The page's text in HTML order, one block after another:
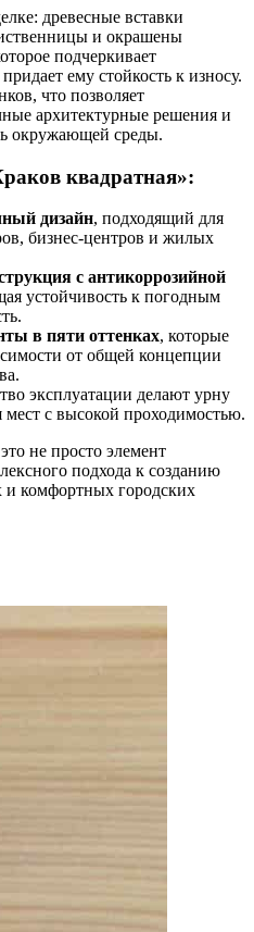
древесные вставки
и окрашены
подчеркивает
ему стойкость к износу.
что позволяет
архитектурные решения и
окружающей среды.
квадратная»:
дизайн, подходящий для
бизнес-центров и жилых
с антикоррозийной
устойчивость к погодным
в пяти оттенках, которые
от общей концепции
эксплуатации делают урну
с высокой проходимостью.
не просто элемент
подхода к созданию
и комфортных городских